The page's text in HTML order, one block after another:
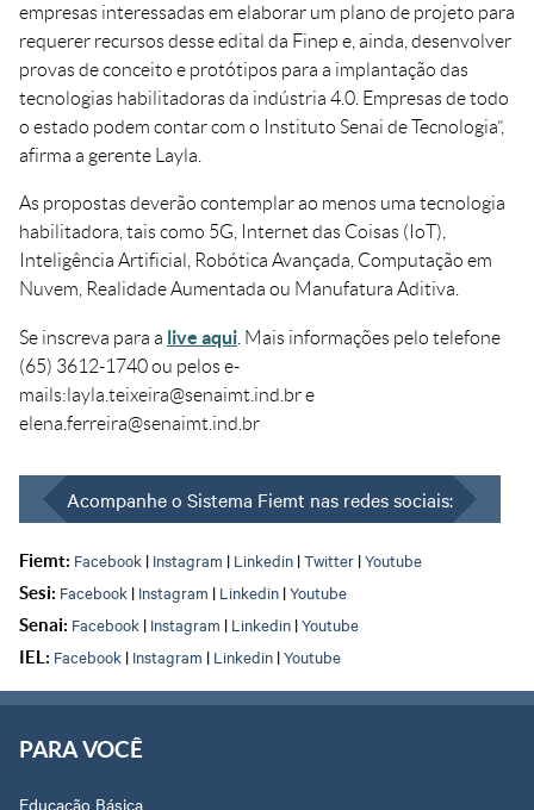
empresas interessadas em elaborar um plano de projeto para
requerer recursos desse edital da Finep e, ainda, desenvolver
provas de conceito e protótipos para a implantação das
tecnologias habilitadoras da indústria 4.0. Empresas de todo
o estado podem contar com o Instituto Senai de Tecnologia”,
afirma a gerente Layla.
As propostas deverão contemplar ao menos uma tecnologia
habilitadora, tais como 5G, Internet das Coisas (IoT),
Inteligência Artificial, Robótica Avançada, Computação em
Nuvem, Realidade Aumentada ou Manufatura Aditiva.
Se inscreva para a live aqui . Mais informações pelo telefone
(65) 3612-1740 ou pelos e-
mails:layla.teixeira@senaimt.ind.br e
elena.ferreira@senaimt.ind.br
Acompanhe o Sistema Fiemt nas redes sociais:
Fiemt: Facebook | Instagram | Linkedin |Twitter |Youtube
Sesi: Facebook | Instagram | Linkedin |Youtube
Senai: Facebook | Instagram | Linkedin |Youtube
IEL: Facebook | Instagram | Linkedin |Youtube
PARA VOCÊ
Educação Básica